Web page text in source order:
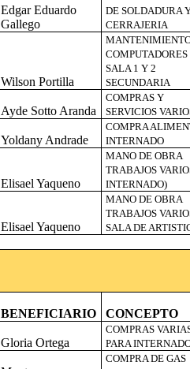
Edgar Eduardo
Gallego
DE SOLDADURA
CERRAJERIA
Wilson Portilla
COMPUTADORES
SALA 1 Y 2
SECUNDARIA
Ayde Sotto Aranda
COMPRAS Y
SERVICIOS
Yoldany Andrade
COMPRA
INTERNADO
Elisael Yaqueno
MANO DE OBRA
TRABAJOS
INTERNADO)
Elisael Yaqueno
MANO DE OBRA
TRABAJOS
SALA DE
BENEFICIARIO CONCEPTO
Gloria Ortega
COMPRAS
PARA
COMPRA DE GAS